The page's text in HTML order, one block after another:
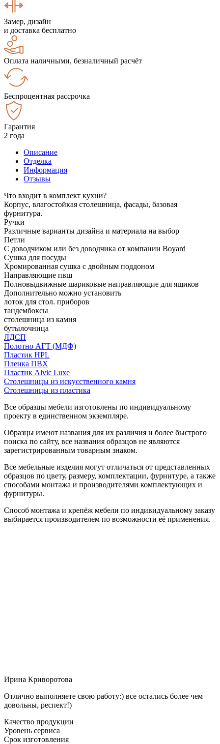
Замер, дизайн
и доставка бесплатно
Оплата наличными, безналичный расчёт
Беспроцентная рассрочка
Гарантия
2 года
Описание
Отделка
Информация
Отзывы
Что входит в комплект кухни?
Корпус, влагостойкая столешница, фасады, базовая
фурнитура.
Ручки
Различные варианты дизайна и материала на выбор
Петли
С доводчиком или без доводчика от компании Boyard
Сушка для посуды
Хромированная сушка с двойным поддоном
Направляющие пвш
Полновыдвижные шариковые направляющие для ящиков
Дополнительно можно установить
лоток для стол. приборов
тандембоксы
столешница из камня
бутылочница
ЛДСП
Полотно АГТ (МДФ)
Пластик HPL
Пленка ПВХ
Пластик Alvic Luxe
Столешницы из искусственного камня
Столешницы из пластика
Все образцы мебели изготовлены по индивидуальному
проекту в единственном экземпляре.
Образцы имеют названия для их различия и более быстрого
поиска по сайту, все названия образцов не являются
зарегистрированным товарным знаком.
Все мебельные изделия могут отличаться от представленных
образцов по цвету, размеру, комплектации, фурнитуре, а также
способами монтажа и производителями комплектующих и
фурнитуры.
Способ монтажа и крепёж мебели по индивидуальному заказу
выбирается производителем по возможности её применения.
Ирина Криворотова
Отлично выполняете свою работу:) все остались более чем
довольны, респект!)
Качество продукции
Уровень сервиса
Срок изготовления